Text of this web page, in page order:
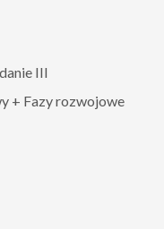
III
+ Fazy rozwojowe